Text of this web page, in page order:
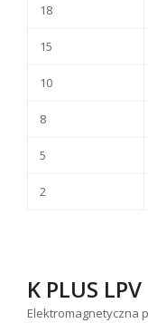
18
15
10
8
5
2
K PLUS LPV
Elektromagnetyczna